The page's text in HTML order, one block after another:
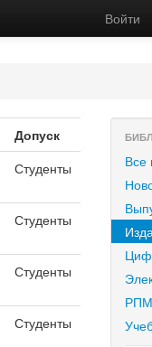
Войти
Допуск
Студенты
Студенты
Студенты
Студенты
Все